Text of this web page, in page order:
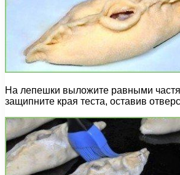
На лепешки выложите равными
защипните края теста, оставив